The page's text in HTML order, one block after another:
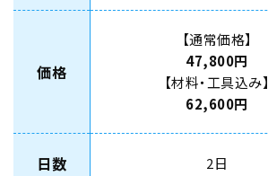
価格
【通常価格】
47,800円
【材料・工具込み】
62,600円
日数 2日